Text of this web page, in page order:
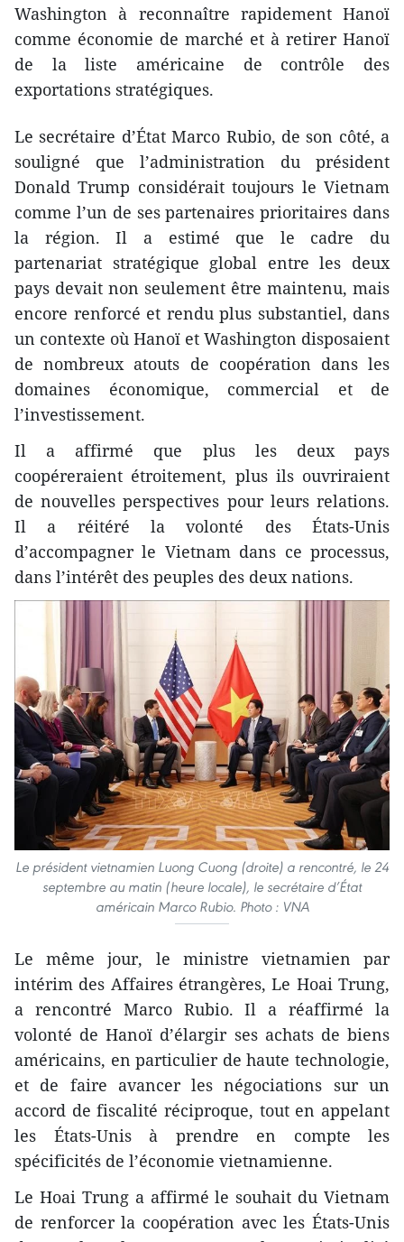
Washington à reconnaître rapidement Hanoï
comme économie de marché et à retirer Hanoï
de la liste américaine de contrôle des
exportations stratégiques.
Le secrétaire d’État Marco Rubio, de son côté, a
souligné que l’administration du président
Donald Trump considérait toujours le Vietnam
comme l’un de ses partenaires prioritaires dans
la région. Il a estimé que le cadre du
partenariat stratégique global entre les deux
pays devait non seulement être maintenu, mais
encore renforcé et rendu plus substantiel, dans
un contexte où Hanoï et Washington disposaient
de nombreux atouts de coopération dans les
domaines économique, commercial et de
l’investissement.
Il a affirmé que plus les deux pays
coopéreraient étroitement, plus ils ouvriraient
de nouvelles perspectives pour leurs relations.
Il a réitéré la volonté des États-Unis
d’accompagner le Vietnam dans ce processus,
dans l’intérêt des peuples des deux nations.
Le président vietnamien Luong Cuong (droite) a rencontré, le 24
septembre au matin (heure locale), le secrétaire d’État
américain Marco Rubio. Photo : VNA
Le même jour, le ministre vietnamien par
intérim des Affaires étrangères, Le Hoai Trung,
a rencontré Marco Rubio. Il a réaffirmé la
volonté de Hanoï d’élargir ses achats de biens
américains, en particulier de haute technologie,
et de faire avancer les négociations sur un
accord de fiscalité réciproque, tout en appelant
les États-Unis à prendre en compte les
spécificités de l’économie vietnamienne.
Le Hoai Trung a affirmé le souhait du Vietnam
de renforcer la coopération avec les États-Unis